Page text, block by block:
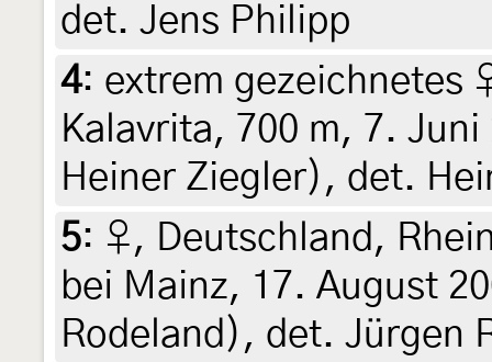
det. Jens Philipp
4: extrem gezeichnetes
Kalavrita, 700 m, 7.
Heiner Ziegler), det.
5: ♀, Deutschland,
bei Mainz, 17. August
Rodeland), det. Jürgen